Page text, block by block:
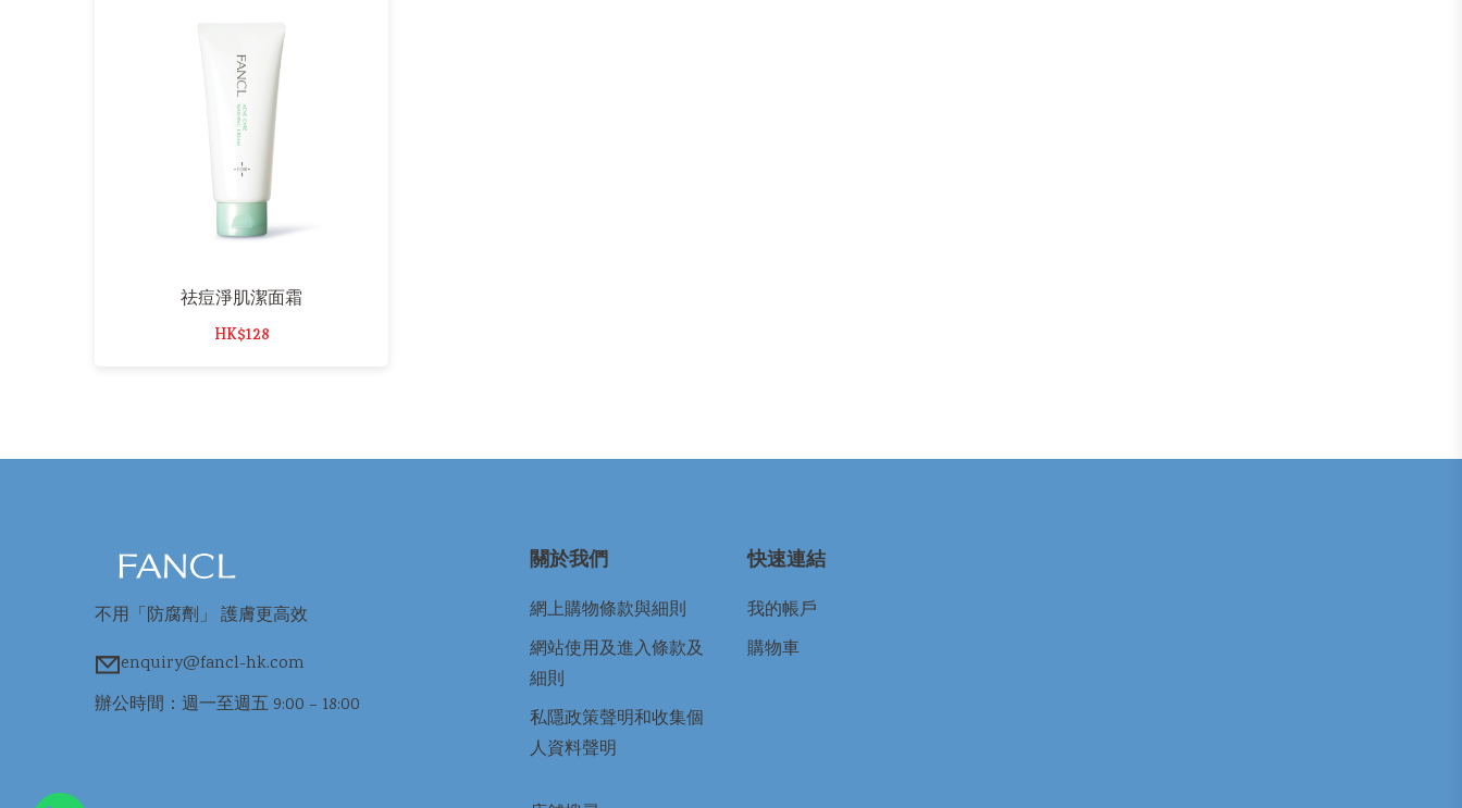
祛痘淨肌潔面霜
HK$128
不用「防腐劑」 護膚更高效
enquiry@fancl-hk.com
辦公時間：週一至週五 9:00 – 18:00
關於我們
網上購物條款與細則
網站使用及進入條款及
細則
私隱政策聲明和收集個
人資料聲明
快速連結
我的帳戶
購物車